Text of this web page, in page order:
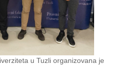
u Tuzli organizovana je